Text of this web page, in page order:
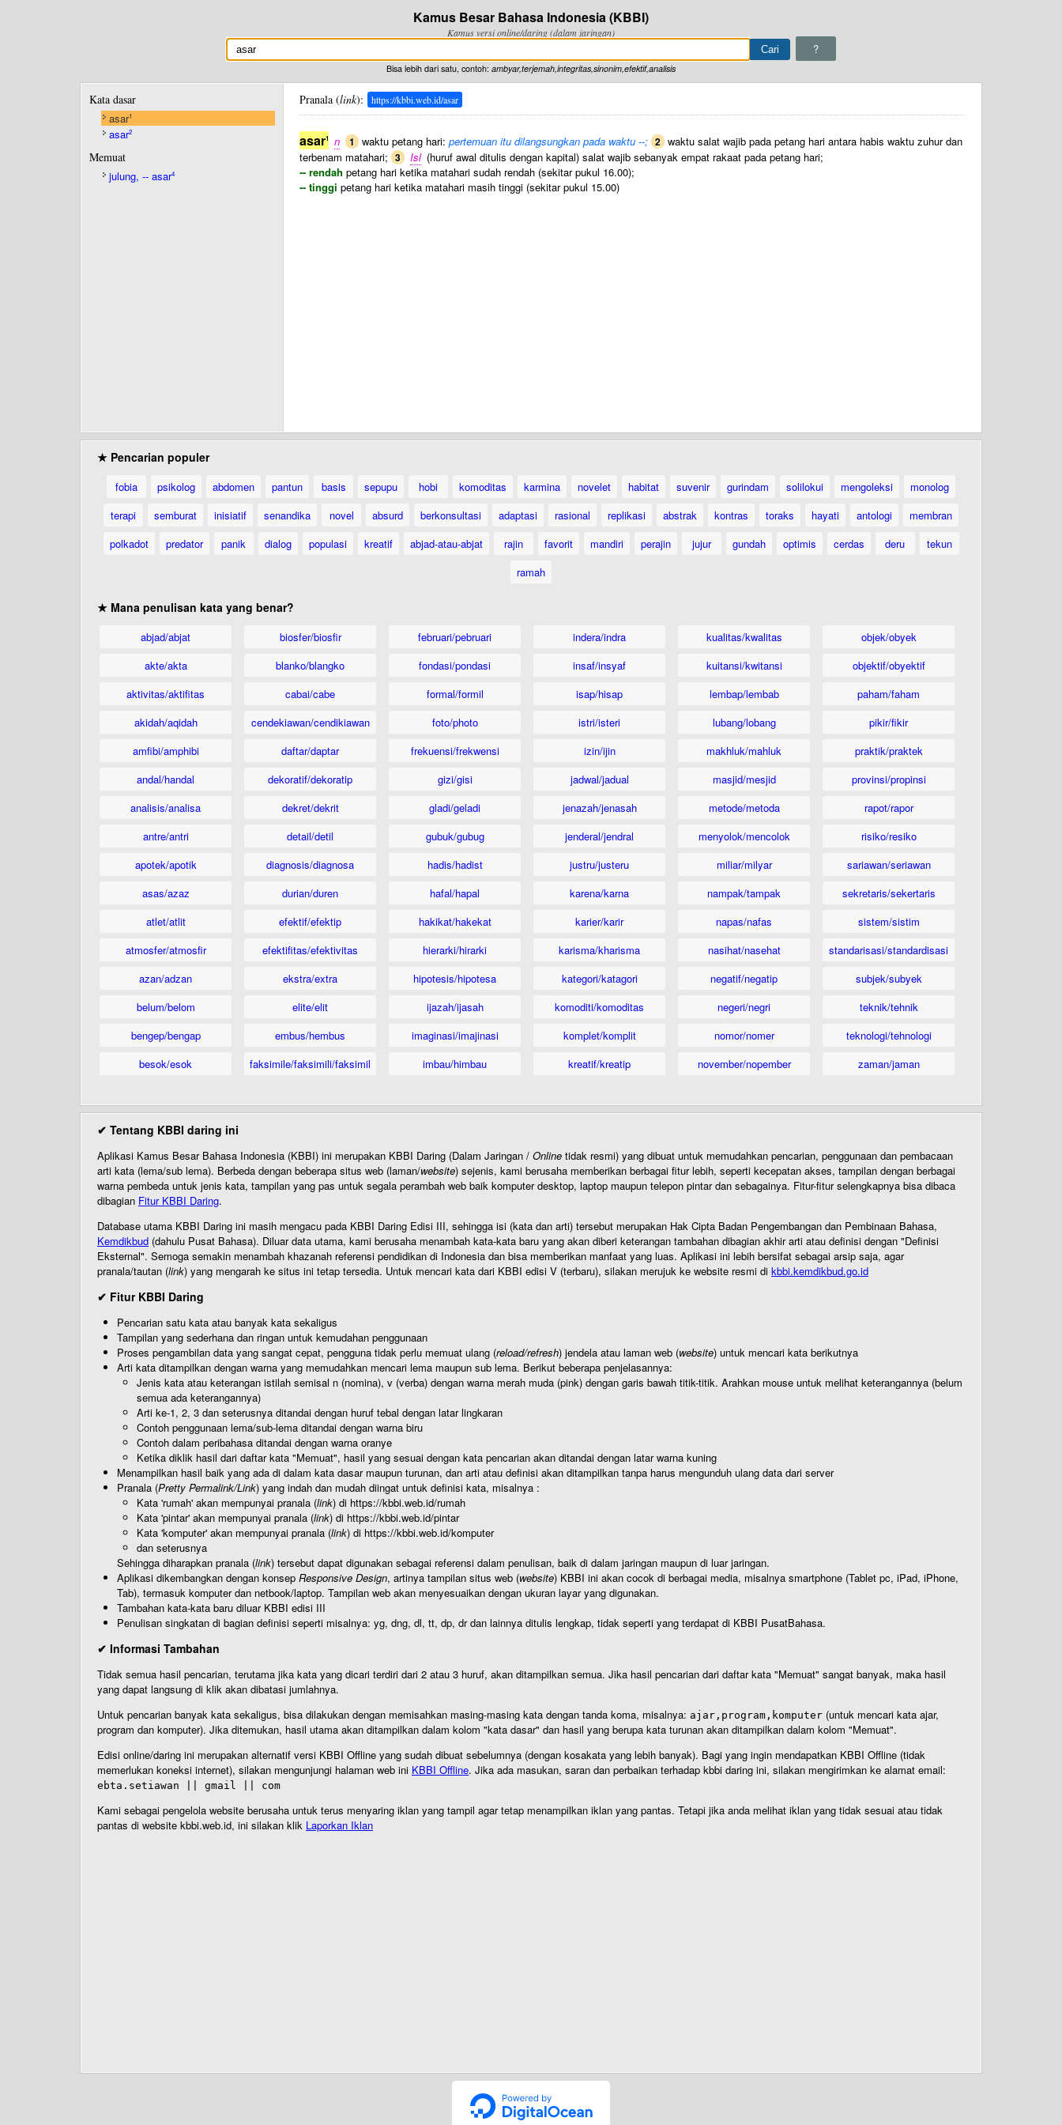
Kamus Besar Bahasa Indonesia (KBBI)
Kamus versi online/daring (dalam jaringan)
?
Bisa lebih dari satu, contoh: ambyar,terjemah,integritas,sinonim,efektif,analisis
Kata dasar
asar1
asar2
Memuat
julung, -- asar4
Pranala (link): https://kbbi.web.id/asar
asar1 n 1 waktu petang hari: pertemuan itu dilangsungkan pada waktu --; 2 waktu salat wajib pada petang hari antara habis waktu zuhur dan
terbenam matahari; 3 Isl (huruf awal ditulis dengan kapital) salat wajib sebanyak empat rakaat pada petang hari;
-- rendah petang hari ketika matahari sudah rendah (sekitar pukul 16.00);
-- tinggi petang hari ketika matahari masih tinggi (sekitar pukul 15.00)
★ Pencarian populer
fobia psikolog abdomen pantun basis sepupu hobi komoditas karmina novelet habitat suvenir gurindam solilokui mengoleksi
monolog
terapi
semburat inisiatif senandika novel absurd berkonsultasi adaptasi rasional replikasi abstrak kontras toraks hayati antologi
membran
polkadot
predator panik dialog populasi kreatif abjad-atau-abjat rajin favorit mandiri perajin jujur gundah optimis cerdas deru
tekun
ramah
★ Mana penulisan kata yang benar?
abjad/abjat
akte/akta
aktivitas/aktifitas
akidah/aqidah
amfibi/amphibi
andal/handal
analisis/analisa
antre/antri
apotek/apotik
asas/azaz
atlet/atlit
atmosfer/atmosfir
azan/adzan
belum/belom
bengep/bengap
besok/esok
biosfer/biosfir
blanko/blangko
cabai/cabe
cendekiawan/cendikiawan
daftar/daptar
dekoratif/dekoratip
dekret/dekrit
detail/detil
diagnosis/diagnosa
durian/duren
efektif/efektip
efektifitas/efektivitas
ekstra/extra
elite/elit
embus/hembus
faksimile/faksimili/faksimil
februari/pebruari
fondasi/pondasi
formal/formil
foto/photo
frekuensi/frekwensi
gizi/gisi
gladi/geladi
gubuk/gubug
hadis/hadist
hafal/hapal
hakikat/hakekat
hierarki/hirarki
hipotesis/hipotesa
ijazah/ijasah
imaginasi/imajinasi
imbau/himbau
indera/indra
insaf/insyaf
isap/hisap
istri/isteri
izin/ijin
jadwal/jadual
jenazah/jenasah
jenderal/jendral
justru/justeru
karena/karna
karier/karir
karisma/kharisma
kategori/katagori
komoditi/komoditas
komplet/komplit
kreatif/kreatip
kualitas/kwalitas
kuitansi/kwitansi
lembap/lembab
lubang/lobang
makhluk/mahluk
masjid/mesjid
metode/metoda
menyolok/mencolok
miliar/milyar
nampak/tampak
napas/nafas
nasihat/nasehat
negatif/negatip
negeri/negri
nomor/nomer
november/nopember
objek/obyek
objektif/obyektif
paham/faham
pikir/fikir
praktik/praktek
provinsi/propinsi
rapot/rapor
risiko/resiko
sariawan/seriawan
sekretaris/sekertaris
sistem/sistim
standarisasi/standardisasi
subjek/subyek
teknik/tehnik
teknologi/tehnologi
zaman/jaman
✔ Tentang KBBI daring ini
Aplikasi Kamus Besar Bahasa Indonesia (KBBI) ini merupakan KBBI Daring (Dalam Jaringan / Online tidak resmi) yang dibuat untuk memudahkan pencarian, penggunaan dan pembacaan
arti kata (lema/sub lema). Berbeda dengan beberapa situs web (laman/website) sejenis, kami berusaha memberikan berbagai fitur lebih, seperti kecepatan akses, tampilan dengan berbagai
warna pembeda untuk jenis kata, tampilan yang pas untuk segala perambah web baik komputer desktop, laptop maupun telepon pintar dan sebagainya. Fitur-fitur selengkapnya bisa dibaca
dibagian Fitur KBBI Daring.
Database utama KBBI Daring ini masih mengacu pada KBBI Daring Edisi III, sehingga isi (kata dan arti) tersebut merupakan Hak Cipta Badan Pengembangan dan Pembinaan Bahasa,
Kemdikbud (dahulu Pusat Bahasa). Diluar data utama, kami berusaha menambah kata-kata baru yang akan diberi keterangan tambahan dibagian akhir arti atau definisi dengan "Definisi
Eksternal". Semoga semakin menambah khazanah referensi pendidikan di Indonesia dan bisa memberikan manfaat yang luas. Aplikasi ini lebih bersifat sebagai arsip saja, agar
pranala/tautan (link) yang mengarah ke situs ini tetap tersedia. Untuk mencari kata dari KBBI edisi V (terbaru), silakan merujuk ke website resmi di kbbi.kemdikbud.go.id
✔ Fitur KBBI Daring
Pencarian satu kata atau banyak kata sekaligus
Tampilan yang sederhana dan ringan untuk kemudahan penggunaan
Proses pengambilan data yang sangat cepat, pengguna tidak perlu memuat ulang (reload/refresh) jendela atau laman web (website) untuk mencari kata berikutnya
Arti kata ditampilkan dengan warna yang memudahkan mencari lema maupun sub lema. Berikut beberapa penjelasannya:
Jenis kata atau keterangan istilah semisal n (nomina), v (verba) dengan warna merah muda (pink) dengan garis bawah titik-titik. Arahkan mouse untuk melihat keterangannya (belum
semua ada keterangannya)
Arti ke-1, 2, 3 dan seterusnya ditandai dengan huruf tebal dengan latar lingkaran
Contoh penggunaan lema/sub-lema ditandai dengan warna biru
Contoh dalam peribahasa ditandai dengan warna oranye
Ketika diklik hasil dari daftar kata "Memuat", hasil yang sesuai dengan kata pencarian akan ditandai dengan latar warna kuning
Menampilkan hasil baik yang ada di dalam kata dasar maupun turunan, dan arti atau definisi akan ditampilkan tanpa harus mengunduh ulang data dari server
Pranala (Pretty Permalink/Link) yang indah dan mudah diingat untuk definisi kata, misalnya :
Kata 'rumah' akan mempunyai pranala (link) di https://kbbi.web.id/rumah
Kata 'pintar' akan mempunyai pranala (link) di https://kbbi.web.id/pintar
Kata 'komputer' akan mempunyai pranala (link) di https://kbbi.web.id/komputer
dan seterusnya
Sehingga diharapkan pranala (link) tersebut dapat digunakan sebagai referensi dalam penulisan, baik di dalam jaringan maupun di luar jaringan.
Aplikasi dikembangkan dengan konsep Responsive Design, artinya tampilan situs web (website) KBBI ini akan cocok di berbagai media, misalnya smartphone (Tablet pc, iPad, iPhone,
Tab), termasuk komputer dan netbook/laptop. Tampilan web akan menyesuaikan dengan ukuran layar yang digunakan.
Tambahan kata-kata baru diluar KBBI edisi III
Penulisan singkatan di bagian definisi seperti misalnya: yg, dng, dl, tt, dp, dr dan lainnya ditulis lengkap, tidak seperti yang terdapat di KBBI PusatBahasa.
✔ Informasi Tambahan
Tidak semua hasil pencarian, terutama jika kata yang dicari terdiri dari 2 atau 3 huruf, akan ditampilkan semua. Jika hasil pencarian dari daftar kata "Memuat" sangat banyak, maka hasil
yang dapat langsung di klik akan dibatasi jumlahnya.
Untuk pencarian banyak kata sekaligus, bisa dilakukan dengan memisahkan masing-masing kata dengan tanda koma, misalnya: ajar,program,komputer (untuk mencari kata ajar,
program dan komputer). Jika ditemukan, hasil utama akan ditampilkan dalam kolom "kata dasar" dan hasil yang berupa kata turunan akan ditampilkan dalam kolom "Memuat".
Edisi online/daring ini merupakan alternatif versi KBBI Offline yang sudah dibuat sebelumnya (dengan kosakata yang lebih banyak). Bagi yang ingin mendapatkan KBBI Offline (tidak
memerlukan koneksi internet), silakan mengunjungi halaman web ini KBBI Offline. Jika ada masukan, saran dan perbaikan terhadap kbbi daring ini, silakan mengirimkan ke alamat email:
ebta.setiawan || gmail || com
Kami sebagai pengelola website berusaha untuk terus menyaring iklan yang tampil agar tetap menampilkan iklan yang pantas. Tetapi jika anda melihat iklan yang tidak sesuai atau tidak
pantas di website kbbi.web.id, ini silakan klik Laporkan Iklan